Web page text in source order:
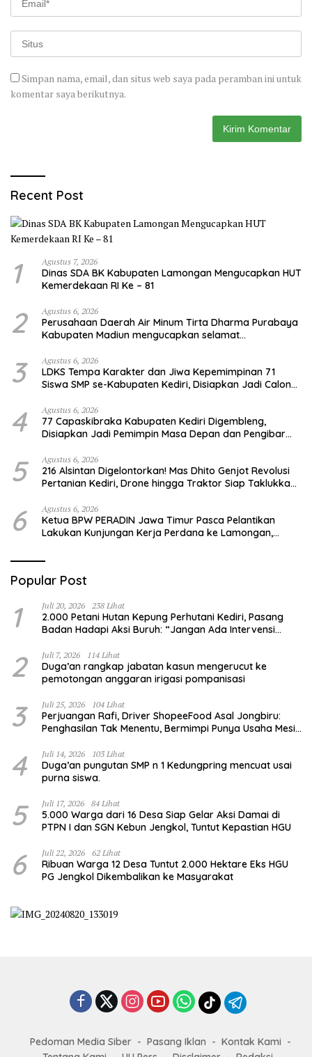
Simpan nama, email, dan situs web saya pada peramban ini untuk
komentar saya berikutnya.
Recent Post
1 Agustus 7, 2026
Dinas SDA BK Kabupaten Lamongan Mengucapkan HUT
Kemerdekaan RI Ke – 81
2 Agustus 6, 2026
Perusahaan Daerah Air Minum Tirta Dharma Purabaya
Kabupaten Madiun mengucapkan selamat
3 Agustus 6, 2026
LDKS Tempa Karakter dan Jiwa Kepemimpinan 71
Siswa SMP se-Kabupaten Kediri, Disiapkan Jadi Calon
4 Agustus 6, 2026
77 Capaskibraka Kabupaten Kediri Digembleng,
Disiapkan Jadi Pemimpin Masa Depan dan Pengibar
5 Agustus 6, 2026
216 Alsintan Digelontorkan! Mas Dhito Genjot Revolusi
Pertanian Kediri, Drone hingga Traktor Siap Taklukkan
6 Agustus 6, 2026
Ketua BPW PERADIN Jawa Timur Pasca Pelantikan
Lakukan Kunjungan Kerja Perdana ke Lamongan,
Popular Post
1 Juli 20, 2026 238 Lihat
2.000 Petani Hutan Kepung Perhutani Kediri, Pasang
Badan Hadapi Aksi Buruh: “Jangan Ada Intervensi
2 Juli 7, 2026 114 Lihat
Duga’an rangkap jabatan kasun mengerucut ke
pemotongan anggaran irigasi pompanisasi
3 Juli 25, 2026 104 Lihat
Perjuangan Rafi, Driver ShopeeFood Asal Jongbiru:
Penghasilan Tak Menentu, Bermimpi Punya Usaha Mesin
4 Juli 14, 2026 103 Lihat
Duga’an pungutan SMP n 1 Kedungpring mencuat usai
purna siswa.
5 Juli 17, 2026 84 Lihat
5.000 Warga dari 16 Desa Siap Gelar Aksi Damai di
PTPN I dan SGN Kebun Jengkol, Tuntut Kepastian HGU
6 Juli 22, 2026 62 Lihat
Ribuan Warga 12 Desa Tuntut 2.000 Hektare Eks HGU
PG Jengkol Dikembalikan ke Masyarakat
Pedoman Media Siber Pasang Iklan
Kontak Kami